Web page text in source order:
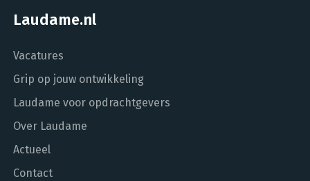
Laudame.nl
Vacatures
Grip op jouw ontwikkeling
Laudame voor opdrachtgevers
Over Laudame
Actueel
Contact